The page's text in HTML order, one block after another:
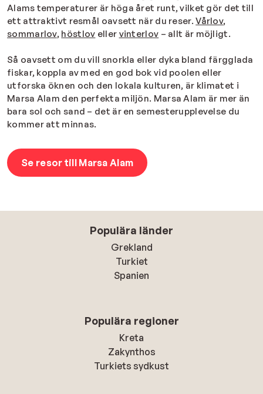
Alams temperaturer är höga året runt, vilket gör det till
ett attraktivt resmål oavsett när du reser.Vårlov,
sommarlov, höstlov eller vinterlov – allt är möjligt.
Så oavsett om du vill snorkla eller dyka bland färgglada
fiskar, koppla av med en god bok vid poolen eller
utforska öknen och den lokala kulturen, är klimatet i
Marsa Alam den perfekta miljön. Marsa Alam är mer än
bara sol och sand – det är en semesterupplevelse du
kommer att minnas.
Se resor till Marsa Alam
Populära länder
Grekland
Turkiet
Spanien
Populära regioner
Kreta
Zakynthos
Turkiets sydkust